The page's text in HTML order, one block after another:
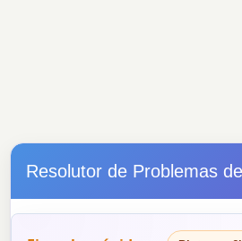
Resolutor de Problemas